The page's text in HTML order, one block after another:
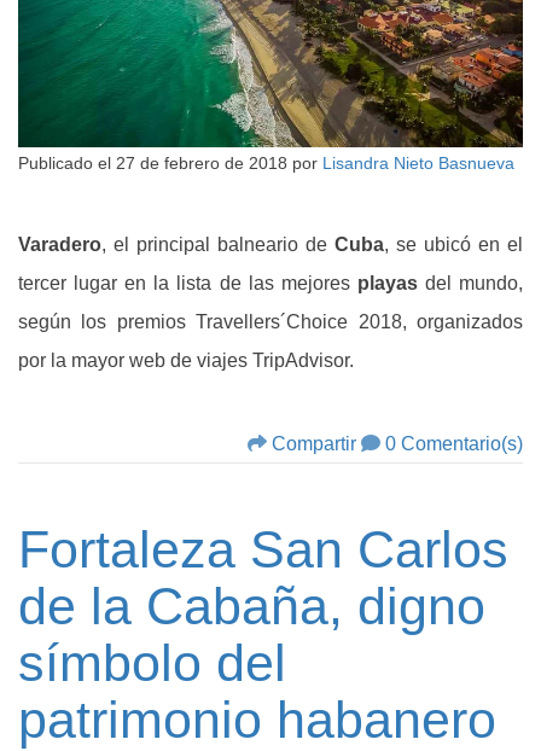
Publicado el 27 de febrero de 2018 por Lisandra Nieto Basnueva
Varadero, el principal balneario de Cuba, se ubicó en el
tercer lugar en la lista de las mejores playasdel mundo,
según los premios Travellers´Choice 2018, organizados
por la mayor web de viajes TripAdvisor.
Compartir 0 Comentario(s)
Fortaleza San Carlos
de la Cabaña, digno
símbolo del
patrimonio habanero